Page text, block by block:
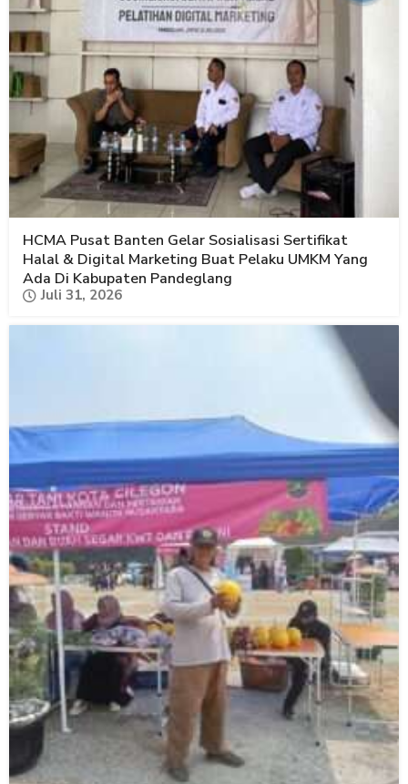
HCMA Pusat Banten Gelar Sosialisasi Sertifikat
Halal & Digital Marketing Buat Pelaku UMKM Yang
Ada Di Kabupaten Pandeglang
Juli 31, 2026